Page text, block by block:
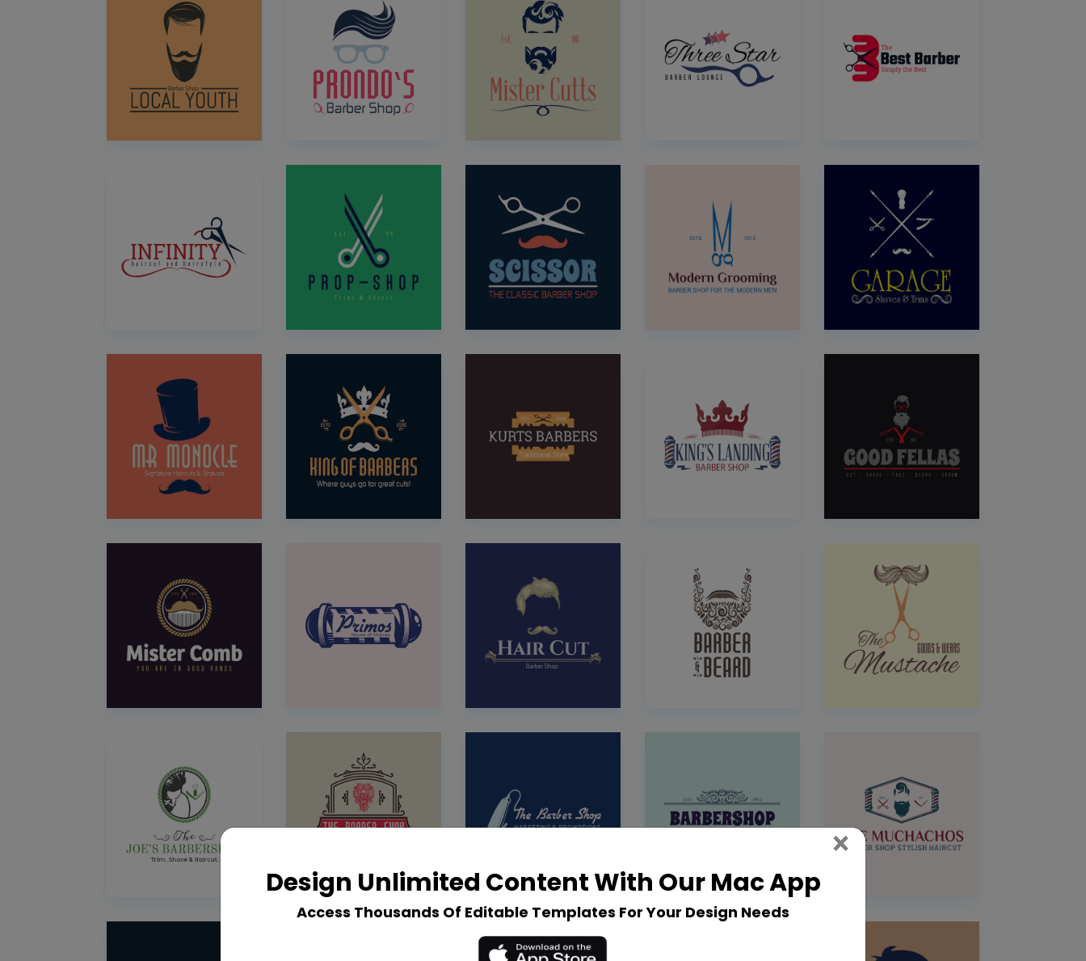
Design Unlimited Content With Our Mac App
Access Thousands Of Editable Templates For Your Design Needs
× Close